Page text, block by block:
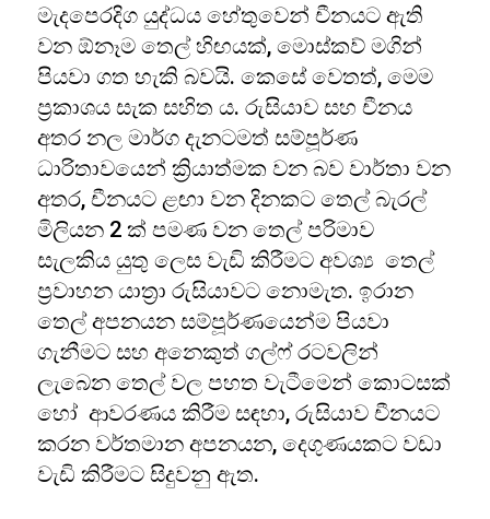
මැදපෙරදිග යුද්ධය හේතුවෙන් චීනයට ඇති
වන ඕනෑම තෙල් හිඟයක්, මොස්කව් මගින්
පියවා ගත හැකි බවයි. කෙසේ වෙතත්, මෙම
ප්‍රකාශය සැක සහිත ය. රුසියාව සහ චීනය
අතර නල මාර්ග දැනටමත් සම්පූර්ණ
ධාරිතාවයෙන් ක්‍රියාත්මක වන බව වාර්තා වන
අතර, චීනයට ළඟා වන දිනකට තෙල් බැරල්
මිලියන 2 ක් පමණ වන තෙල් පරිමාව
සැලකිය යුතු ලෙස වැඩි කිරීමට අවශ්‍ය තෙල්
ප්‍රවාහන යාත්‍රා රුසියාවට නොමැත. ඉරාන
තෙල් අපනයන සම්පූර්ණයෙන්ම පියවා
ගැනීමට සහ අනෙකුත් ගල්ෆ් රටවලින්
ලැබෙන තෙල් වල පහත වැටීමෙන් කොටසක්
හෝ ආවරණය කිරීම සඳහා, රුසියාව චීනයට
කරන වර්තමාන අපනයන, දෙගුණයකට වඩා
වැඩි කිරීමට සිදුවනු ඇත.